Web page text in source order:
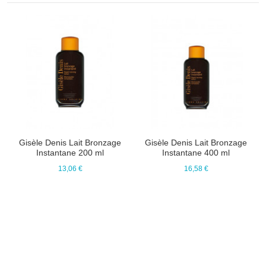
Gisèle Denis Lait Bronzage
Instantane 200 ml
13,06 €
Gisèle Denis Lait Bronzage
Instantane 400 ml
16,58 €